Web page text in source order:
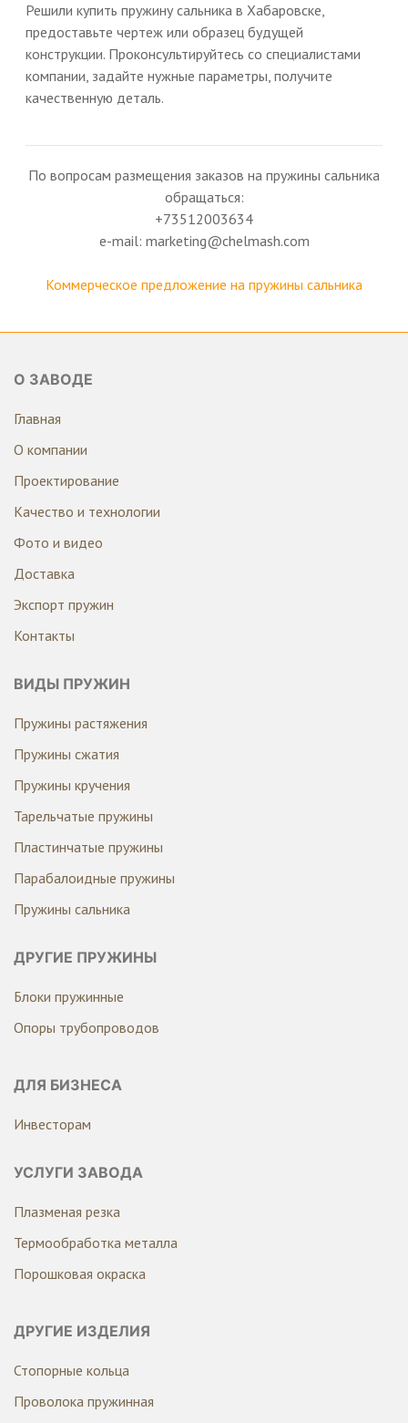
Решили купить пружину сальника в Хабаровске,
предоставьте чертеж или образец будущей
конструкции. Проконсультируйтесь со специалистами
компании, задайте нужные параметры, получите
качественную деталь.
По вопросам размещения заказов на пружины сальника
обращаться:
+73512003634
e-mail: marketing@chelmash.com
Коммерческое предложение на пружины сальника
О ЗАВОДЕ
Главная
О компании
Проектирование
Качество и технологии
Фото и видео
Доставка
Экспорт пружин
Контакты
ВИДЫ ПРУЖИН
Пружины растяжения
Пружины сжатия
Пружины кручения
Тарельчатые пружины
Пластинчатые пружины
Парабалоидные пружины
Пружины сальника
ДРУГИЕ ПРУЖИНЫ
Блоки пружинные
Опоры трубопроводов
ДЛЯ БИЗНЕСА
Инвесторам
УСЛУГИ ЗАВОДА
Плазменая резка
Термообработка металла
Порошковая окраска
ДРУГИЕ ИЗДЕЛИЯ
Стопорные кольца
Проволока пружинная